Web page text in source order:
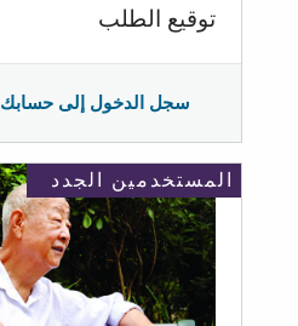
توقيع الطلب
سجل الدخول إلى حسابك
المستخدمين الجدد